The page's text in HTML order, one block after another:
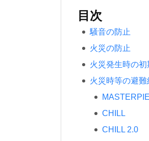
目次
騒音の防止
火災の防止
火災発生時の初
火災時等の避難
CHILL
CHILL 2.0